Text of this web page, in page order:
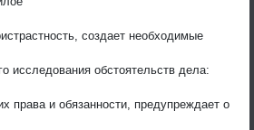
создает необходимые
исследования обстоятельств дела:
права и обязанности, предупреждает о